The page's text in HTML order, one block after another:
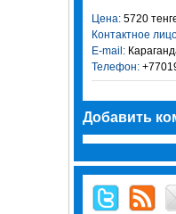
Цена:5720
Контактное
E-mail:
Телефон:
Добавить